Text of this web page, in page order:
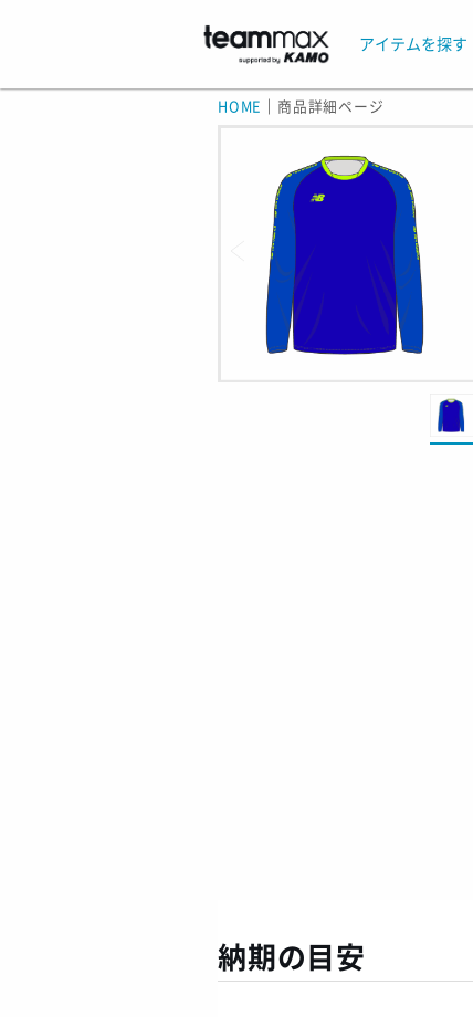
アイテムを探す
HOME 商品詳細ページ
納期の目安